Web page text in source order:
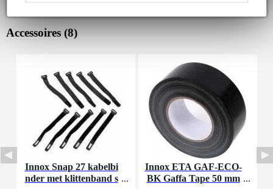
Accessoires (8)
Innox Snap 27 kabelbi
nder met klittenband s
Innox ETA GAF-ECO-
BK Gaffa Tape 50 mm